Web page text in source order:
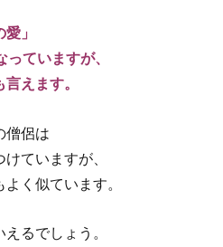
」
ていますが、
えます。
僧侶は
ていますが、
く似ています。
るでしょう。